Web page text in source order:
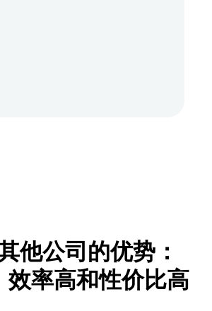
他公司的优势：
效率高和性价比高